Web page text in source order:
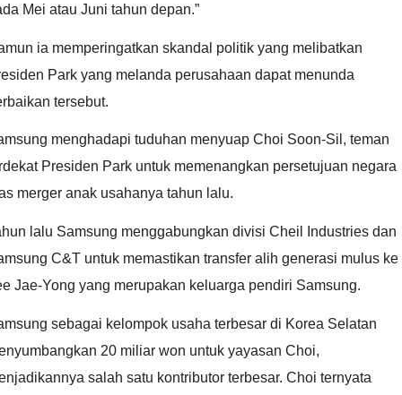
Mei atau Juni tahun depan.”
ia memperingatkan skandal politik yang melibatkan
Park yang melanda perusahaan dapat menunda
tersebut.
menghadapi tuduhan menyuap Choi Soon-Sil, teman
Presiden Park untuk memenangkan persetujuan negara
merger anak usahanya tahun lalu.
lalu Samsung menggabungkan divisi Cheil Industries dan
C&T untuk memastikan transfer alih generasi mulus ke
Jae-Yong yang merupakan keluarga pendiri Samsung.
sebagai kelompok usaha terbesar di Korea Selatan
20 miliar won untuk yayasan Choi,
salah satu kontributor terbesar. Choi ternyata